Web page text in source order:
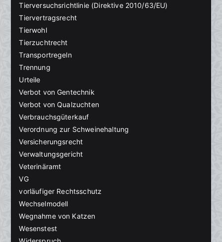
Tierversuchsrichtlinie (Direktive 2010/63/EU)
Tiervertragsrecht
Tierwohl
Tierzuchtrecht
Transportregeln
Trennung
Urteile
Verbot von Gentechnik
Verbot von Qualzuchten
Verbrauchsgüterkauf
Verordnung zur Schweinehaltung
Versicherungsrecht
Verwaltungsgericht
Veterinäramt
VG
vorläufiger Rechtsschutz
Wechselmodell
Wegnahme von Katzen
Wesenstest